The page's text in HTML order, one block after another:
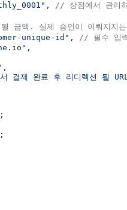
, // 상점에서 관리
금액. 실제 승인이 이뤄지지
unique-id" , // 필수 입
,
,
결제 완료 후 리디렉션 될